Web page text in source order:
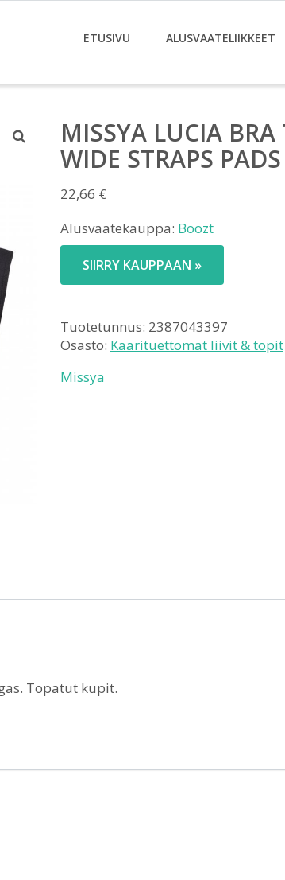
ETUSIVU ALUSVAATELIIKKEET
MISSYA LUCIA BRA
WIDE STRAPS PADS
22,66 €
Alusvaatekauppa: Boozt
SIIRRY KAUPPAAN »
Tuotetunnus: 2387043397
Osasto: Kaarituettomat liivit & topit
Missya
Topatut kupit.